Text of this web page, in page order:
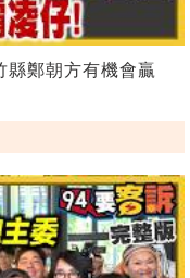
縣鄭朝方有機會贏